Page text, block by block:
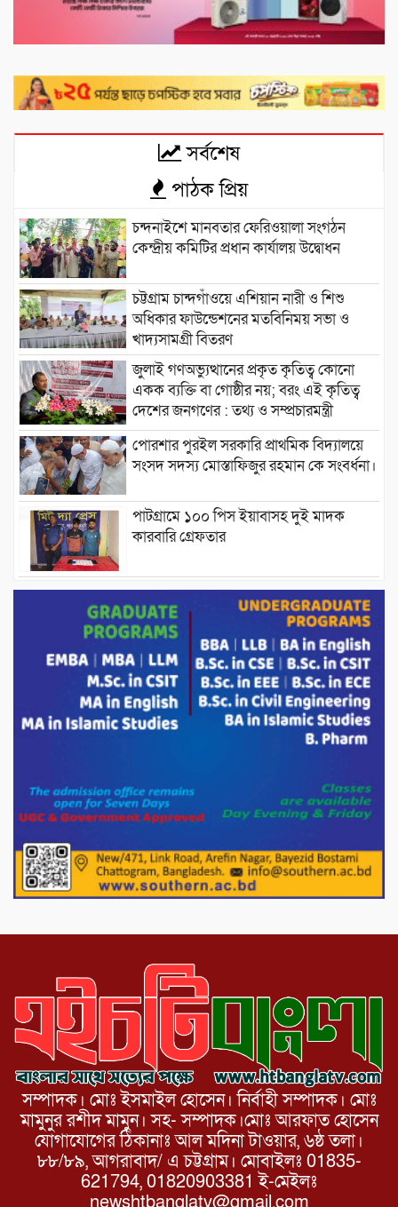
সর্বশেষ
পাঠক প্রিয়
চন্দনাইশে মানবতার ফেরিওয়ালা সংগঠন
কেন্দ্রীয় কমিটির প্রধান কার্যালয় উদ্বোধন
চট্টগ্রাম চান্দগাঁওয়ে এশিয়ান নারী ও শিশু
অধিকার ফাউন্ডেশনের মতবিনিময় সভা ও
খাদ্যসামগ্রী বিতরণ
জুলাই গণঅভ্যুত্থানের প্রকৃত কৃতিত্ব কোনো
একক ব্যক্তি বা গোষ্ঠীর নয়; বরং এই কৃতিত্ব
দেশের জনগণের : তথ্য ও সম্প্রচারমন্ত্রী
পোরশার পুরইল সরকারি প্রাথমিক বিদ্যালয়ে
সংসদ সদস্য মোস্তাফিজুর রহমান কে সংবর্ধনা।
পাটগ্রামে ১০০ পিস ইয়াবাসহ দুই মাদক
কারবারি গ্রেফতার
ড্যাবের ৩৭তম প্রতিষ্ঠাবার্ষিকীতে প্রধানমন্ত্রী
তারেক রহমান।
চন্দনাইশের হাশিমপুর ৪ নং ওয়ার্ডে ৫’শতাধিক
হতদরিদ্র পরিবারের মাঝে খাদ্যসামগ্রী বিতরণ
করেন মনজুর মোরশেদ
পরিবেশ রক্ষায় পাটগ্রামে ইহসান ইয়ুথ
মিরপুর-১১ নম্বরে দুর্বৃত্তদের গুলিতে বিএনপি
নেতা গুরুতর আহত
পাটগ্রামে চিকিৎসা সেবায় বীর মুক্তিযোদ্ধা দবির
উদ্দিন ফাউন্ডেশন
সম্পাদক। মোঃ ইসমাইল হোসেন। নির্বাহী সম্পাদক। মোঃ
মামুনুর রশীদ মামুন। সহ- সম্পাদক।মোঃ আরফাত হোসেন
যোগাযোগের ঠিকানাঃ আল মদিনা টাওয়ার, ৬ষ্ঠ তলা।
৮৮/৮৯, আগরাবাদ/ এ চট্টগ্রাম। মোবাইলঃ 01835-
621794, 01820903381 ই-মেইলঃ